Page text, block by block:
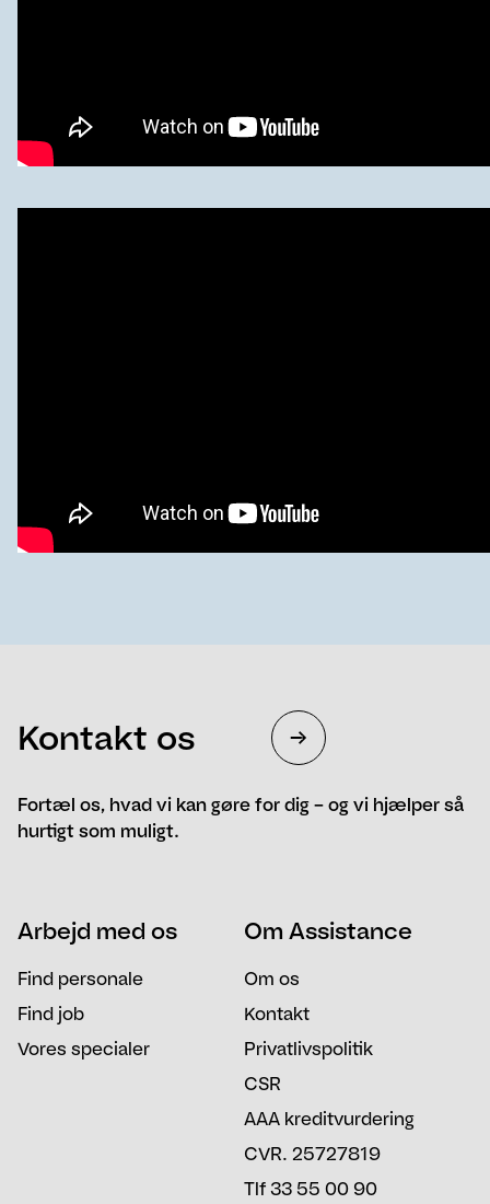
Kontakt os
Fortæl os, hvad vi kan gøre for dig – og vi hjælper så
hurtigt som muligt.
Email Besked
Arbejd med os
Find personale
Find job
Vores specialer
Om Assistance
Om os
Kontakt
Privatlivspolitik
CSR
AAA kreditvurdering
CVR. 25727819
Tlf 33 55 00 90